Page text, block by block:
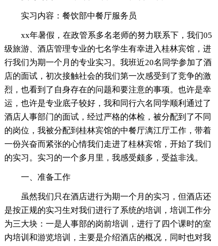
实习内容：餐饮部中餐厅服务员
xx年暑假，在政管系多名老师的努力联系下，我们05
级旅游、酒店管理专业的七名学生有幸进入桂林宾馆，进
行我们为期一个月的专业实习。我班近20名同学参加了酒
店的面试，初次接触社会的我们第一次感受到了竞争的激
烈，也看到了自身存在的问题和要注意的事项。也许是幸
运，也许是专业底子较好，我和同行六名同学顺利通过了
酒店人事部门的面试，经过严格的体检，被分配到了不同
的岗位，我被分配到桂林宾馆的中餐厅漓江厅工作，带着
一份兴奋而紧张的心情我们走进了桂林宾馆，开始了我们
的实习。实习的一个多月里，我感受颇多，受益非浅。
一、准备工作
虽然我们只在酒店进行为期一个月的实习，但酒店还
是按正规的实习生对我们进行了系统的培训，培训工作分
为三大块：一是人事部的岗前培训，进行了四个课时的室
内培训和游览培训，主要是介绍酒店的概况，同时也对我